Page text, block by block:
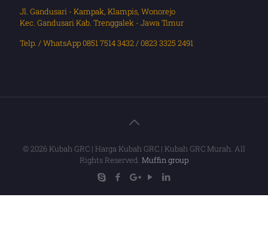
Jl. Gandusari - Kampak, Klampis, Wonorejo
Kec. Gandusari Kab. Trenggalek - Jawa Timur
Telp. / WhatsApp 0851 7514 3432 / 0823 3325 2491
© 2026 Kubah GRC | Harga Kubah GRC | Kubah GRC Murah. All
Rights Reserved. Muffin group